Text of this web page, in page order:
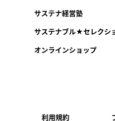
サステナ経営塾
サステナブル★セレクシ
オンラインショップ
利用規約